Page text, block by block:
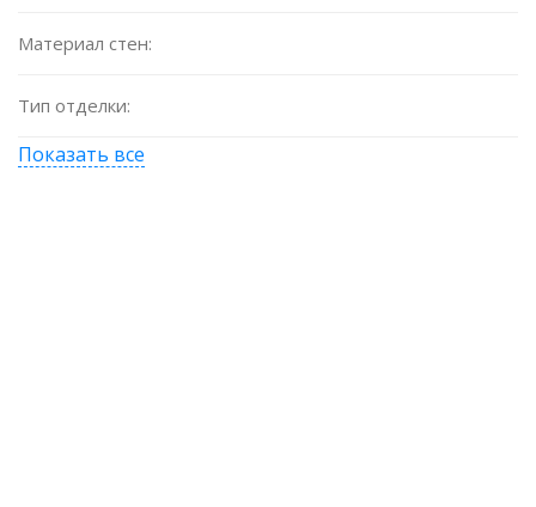
Материал стен:
Тип отделки:
Показать все